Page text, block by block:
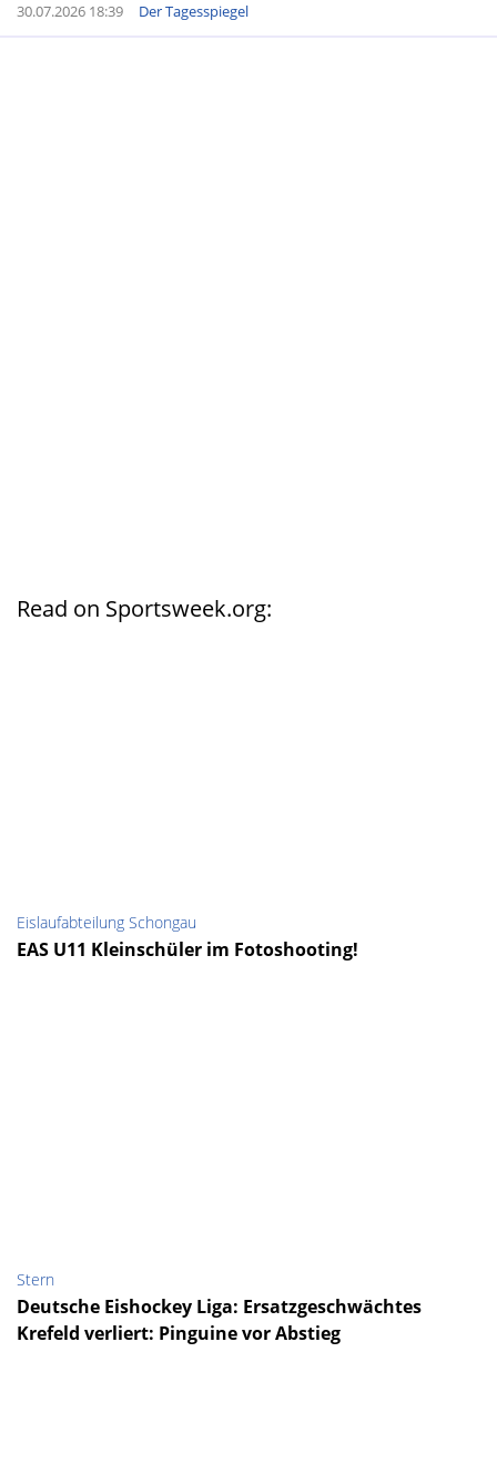
30.07.2026 18:39 Der Tagesspiegel
Read on Sportsweek.org:
Eislaufabteilung Schongau
EAS U11 Kleinschüler im Fotoshooting!
Stern
Deutsche Eishockey Liga: Ersatzgeschwächtes
Krefeld verliert: Pinguine vor Abstieg